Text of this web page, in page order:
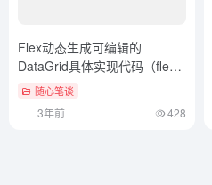
Flex动态生成可编辑的
DataGrid具体实现代码（flex
补丁合并教程）一看就会
随心笔谈
3年前 428